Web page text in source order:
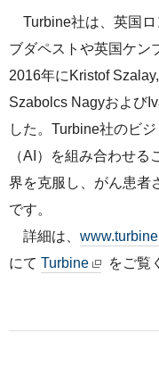
Turbine社は、英国ロ
ブダペストや英国ケン
2016年にKristof
Szabolcs Nagyおよび
した。Turbine社のビ
（AI）を組み合わせ
界を克服し、がん患者
です。
詳細は、
にて Turbine をご覧